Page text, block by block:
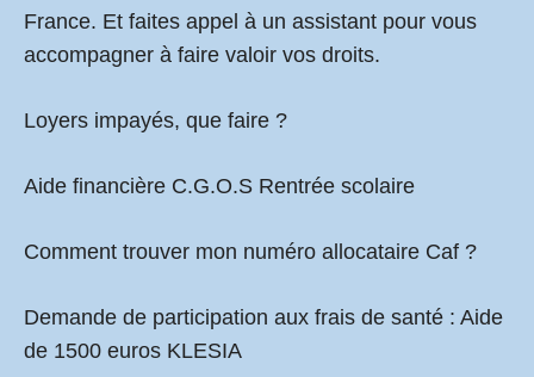
France. Et faites appel à un assistant pour vous
accompagner à faire valoir vos droits.
Loyers impayés, que faire ?
Aide financière C.G.O.S Rentrée scolaire
Comment trouver mon numéro allocataire Caf ?
Demande de participation aux frais de santé : Aide
de 1500 euros KLESIA